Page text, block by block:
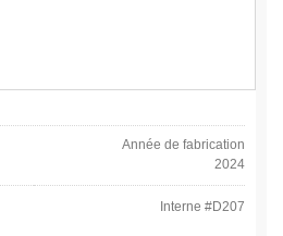
Année de fabrication
2024
Interne #D207